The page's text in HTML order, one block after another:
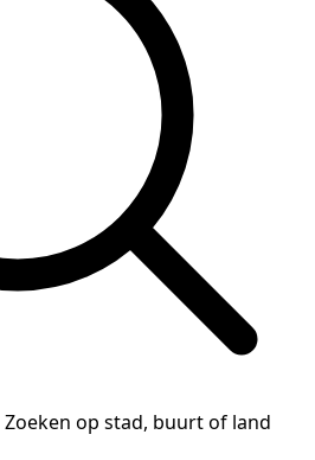
Zoeken op stad, buurt of land